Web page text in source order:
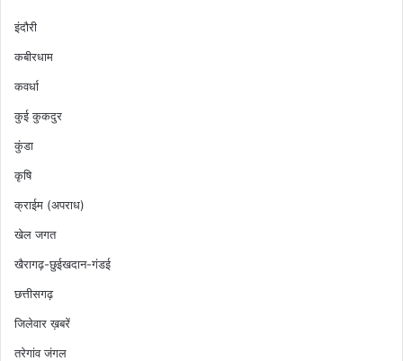
इंदौरी
कबीरधाम
कवर्धा
कुई कुकदुर
कुंडा
कृषि
क्राईम (अपराध)
खेल जगत
खैरागढ़-छुईखदान-गंडई
छत्तीसगढ़
जिलेवार ख़बरें
तरेगांव जंगल